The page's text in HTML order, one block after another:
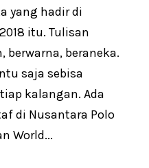
yang hadir di
itu. Tulisan
berwarna, beraneka.
saja sebisa
kalangan. Ada
di Nusantara Polo
World...